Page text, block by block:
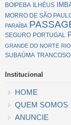
BOIPEBA ILHÉUS
MORRO DE SÃO
PARAÍBA
SEGURO PORTUGAL
GRANDE DO NORTE
SUBAÚMA TRANCOSO
Institucional
HOME
QUEM SOMOS
ANUNCIE